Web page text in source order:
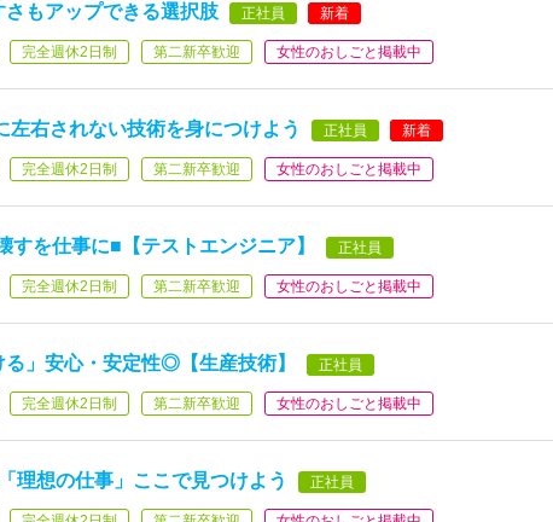
さもアップできる選択肢 正社員 新着
完全週休2日制 第二新卒歓迎 女性のおしごと掲載中
左右されない技術を身につけよう 正社員 新着
完全週休2日制 第二新卒歓迎 女性のおしごと掲載中
すを仕事に■【テストエンジニア】 正社員
完全週休2日制 第二新卒歓迎 女性のおしごと掲載中
」安心・安定性◎【生産技術】 正社員
完全週休2日制 第二新卒歓迎 女性のおしごと掲載中
理想の仕事」ここで見つけよう 正社員